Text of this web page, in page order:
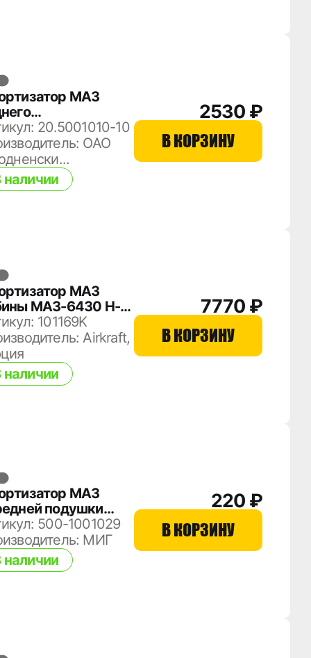
МАЗ
5440,6430
10
20.5001010-10
ОАО
наличии
2530 ₽
В КОРЗИНУ
МАЗ
МАЗ-6430 H-
770 Д55 101169K
101169K
Airkraft,
наличии
7770 ₽
В КОРЗИНУ
МАЗ
подушки
1001029500-1001029
МИГ
наличии
220 ₽
В КОРЗИНУ